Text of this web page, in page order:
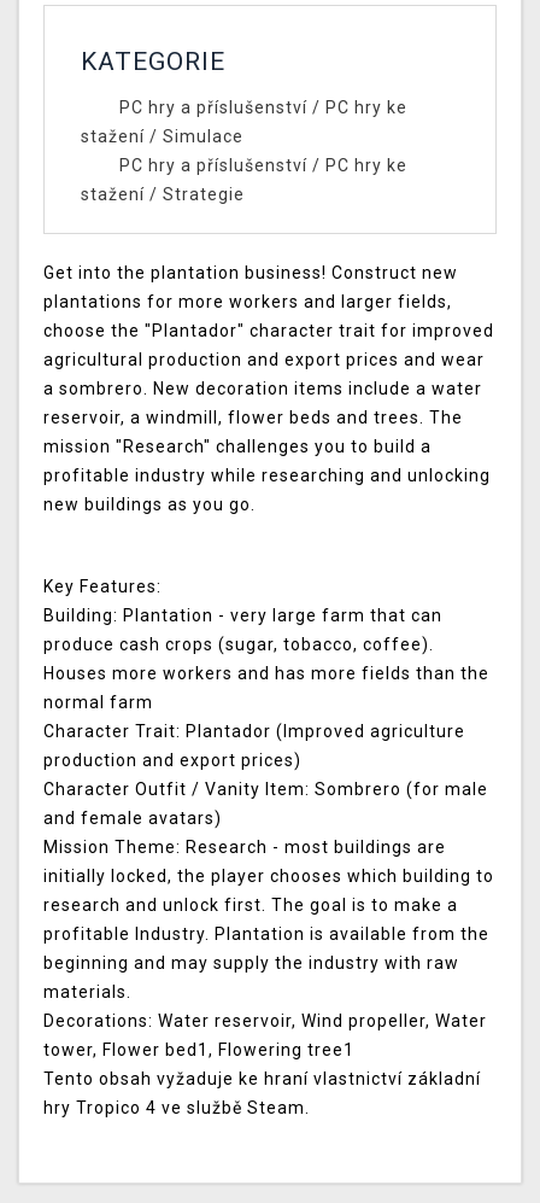
KATEGORIE
PC hry a příslušenství/ PC hry ke
stažení / Simulace
PC hry a příslušenství/ PC hry ke
stažení / Strategie
Get into the plantation business! Construct new
plantations for more workers and larger fields,
choose the "Plantador" character trait for improved
agricultural production and export prices and wear
a sombrero. New decoration items include a water
reservoir, a windmill, flower beds and trees. The
mission "Research" challenges you to build a
profitable industry while researching and unlocking
new buildings as you go.
Key Features:
Building: Plantation - very large farm that can
produce cash crops (sugar, tobacco, coffee).
Houses more workers and has more fields than the
normal farm
Character Trait: Plantador (Improved agriculture
production and export prices)
Character Outfit / Vanity Item: Sombrero (for male
and female avatars)
Mission Theme: Research - most buildings are
initially locked, the player chooses which building to
research and unlock first. The goal is to make a
profitable Industry. Plantation is available from the
beginning and may supply the industry with raw
materials.
Decorations: Water reservoir, Wind propeller, Water
tower, Flower bed1, Flowering tree1
Tento obsah vyžaduje ke hraní vlastnictví základní
hry Tropico 4 ve službě Steam.